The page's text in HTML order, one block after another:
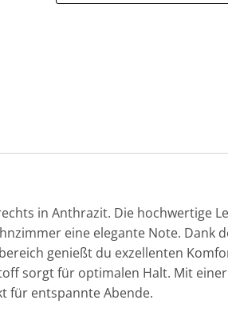
in Anthrazit. Die hochwertige
eine elegante Note. Dank
genießt du exzellenten
sorgt für optimalen Halt. Mit
für entspannte Abende.